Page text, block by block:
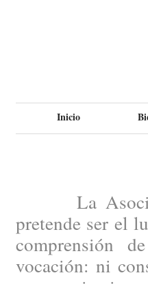
Inicio
La
pretende ser el
comprensión
vocación: ni